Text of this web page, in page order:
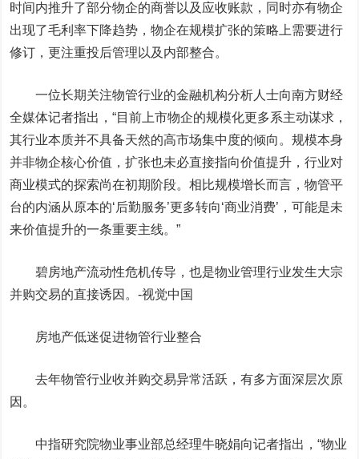
时间内推升了部分物企的商誉以及应收账款，同时亦有物企
出现了毛利率下降趋势，物企在规模扩张的策略上需要进行
修订，更注重投后管理以及内部整合。
一位长期关注物管行业的金融机构分析人士向南方财经
全媒体记者指出，“目前上市物企的规模化更多系主动谋求，
其行业本质并不具备天然的高市场集中度的倾向。规模本身
并非物企核心价值，扩张也未必直接指向价值提升，行业对
商业模式的探索尚在初期阶段。相比规模增长而言，物管平
台的内涵从原本的‘后勤服务’更多转向‘商业消费’，可能是未
来价值提升的一条重要主线。”
碧房地产流动性危机传导，也是物业管理行业发生大宗
并购交易的直接诱因。-视觉中国
房地产低迷促进物管行业整合
去年物管行业收并购交易异常活跃，有多方面深层次原
因。
中指研究院物业事业部总经理牛晓娟向记者指出，“物业